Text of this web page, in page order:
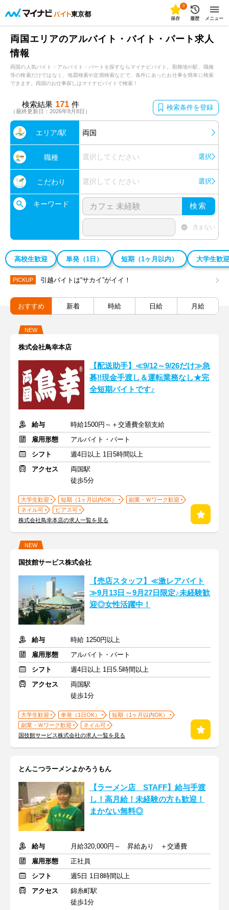
東京都
0
保存 履歴 メニュー
両国エリアのアルバイト・バイト・パート求人
情報
両国の人気バイト・アルバイト・パートを探すならマイナビバイト。勤務地や駅、職種
等の検索だけではなく、地図検索や定期検索などで、条件にあったお仕事を簡単に検索
できます。両国のお仕事探しはマイナビバイトで検索！
検索結果 171 件
（最終更新日：2026年8月8日） 検索条件を登録
エリア/駅 両国
職種 選択してください 選択
こだわり 選択してください 選択
キーワード 検索
含まない
高校生歓迎 単発（1日） 短期（1ヶ月以内） 大学生歓迎
PICKUP 引越バイトは“サカイ”がイイ！
おすすめ 新着 時給 日給 月給
NEW
株式会社鳥幸本店
【配送助手】≪9/12～9/26だけ≫急
募‼現金手渡し＆運転業務なし★完
全短期バイトです♪
給与
時給1500円～＋交通費全額支給
雇用形態
アルバイト・パート
シフト
週4日以上 1日5時間以上
アクセス
両国駅
徒歩5分
大学生歓迎 短期（1ヶ月以内OK）
副業・Ｗワーク歓迎
ネイル可
ピアス可
株式会社鳥幸本店の求人一覧を見る
NEW
国技館サービス株式会社
【売店スタッフ】≪激レアバイト
≫9月13日～9月27日限定♪未経験歓
迎◎女性活躍中！
給与
時給 1250円以上
雇用形態
アルバイト・パート
シフト
週4日以上 1日5.5時間以上
アクセス
両国駅
徒歩1分
大学生歓迎 単発（1日OK）
短期（1ヶ月以内OK）
副業・Ｗワーク歓迎
ネイル可
国技館サービス株式会社の求人一覧を見る
とんこつラーメンよかろうもん
【ラーメン店 STAFF】給与手渡
し！高月給！未経験の方も歓迎！
まかない無料◎
給与
月給320,000円～ 昇給あり ＋交通費
雇用形態
正社員
シフト
週5日 1日8時間以上
アクセス
錦糸町駅
徒歩1分